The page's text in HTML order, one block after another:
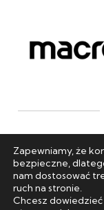
Zapewniamy, że
bezpieczne,
nam dostosować
ruch na stronie.
Chcesz